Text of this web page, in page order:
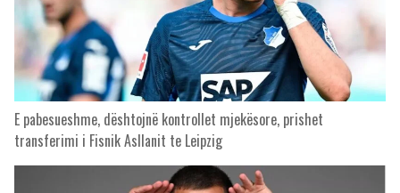
E pabesueshme, dështojnë kontrollet mjekësore, prishet
transferimi i Fisnik Asllanit te Leipzig